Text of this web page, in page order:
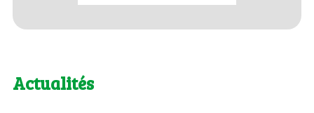
Actualités